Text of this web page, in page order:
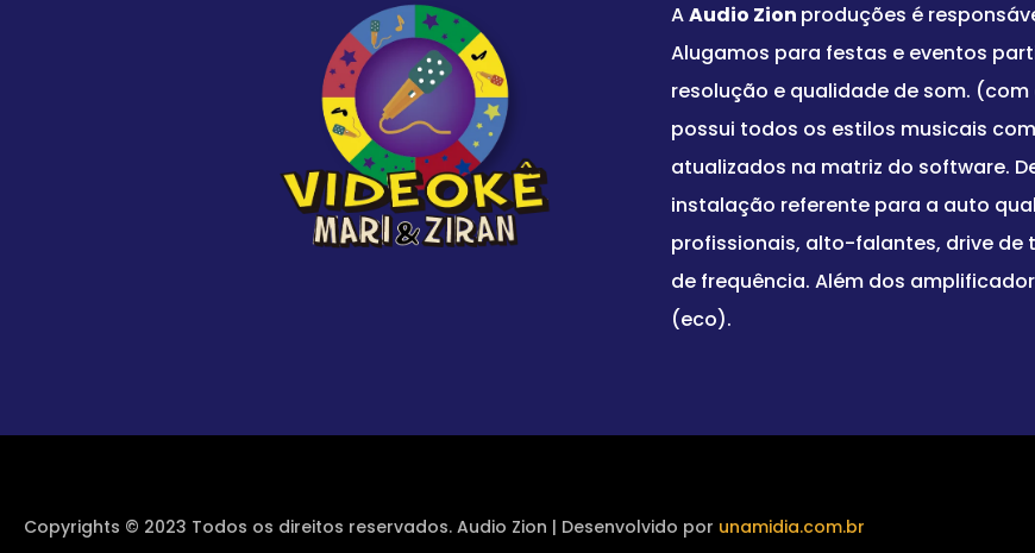
AAudio Zion produções é
Alugamos para festas e eventos
resolução e qualidade de som.
possui todos os estilos musicais
atualizados na matriz do software.
instalação referente para a auto
profissionais, alto-falantes, drive
de frequência. Além dos
(eco).
Copyrights © 2023 Todos os direitos reservados. Audio Zion | Desenvolvido por unamidia.com.br